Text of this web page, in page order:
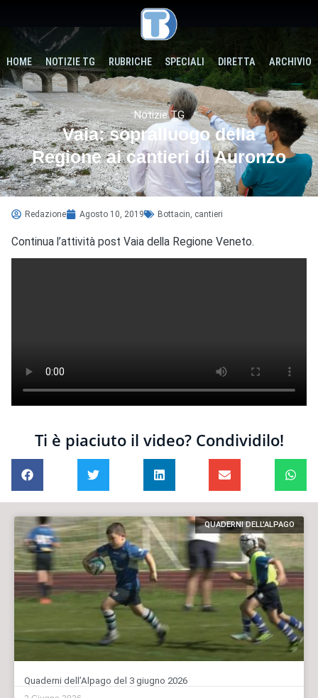
HOME NOTIZIE TG RUBRICHE SPECIALI DIRETTA ARCHIVIO
Notizie TG
Vaia: sopralluogo della
Regione ai cantieri di Auronzo
Redazione Agosto 10, 2019 Bottacin cantieri
Continua l’attività post Vaia della Regione Veneto.
Ti è piaciuto il video? Condividilo!
QUADERNI DELL'ALPAGO
Quaderni dell’Alpago del 3 giugno 2026